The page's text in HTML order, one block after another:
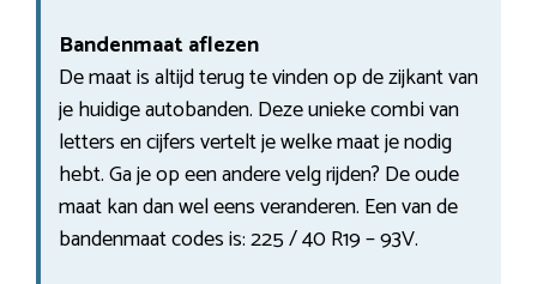
Bandenmaat aflezen
De maat is altijd terug te vinden op de zijkant van
je huidige autobanden. Deze unieke combi van
letters en cijfers vertelt je welke maat je nodig
hebt. Ga je op een andere velg rijden? De oude
maat kan dan wel eens veranderen. Een van de
bandenmaat codes is: 225 / 40 R19 – 93V.